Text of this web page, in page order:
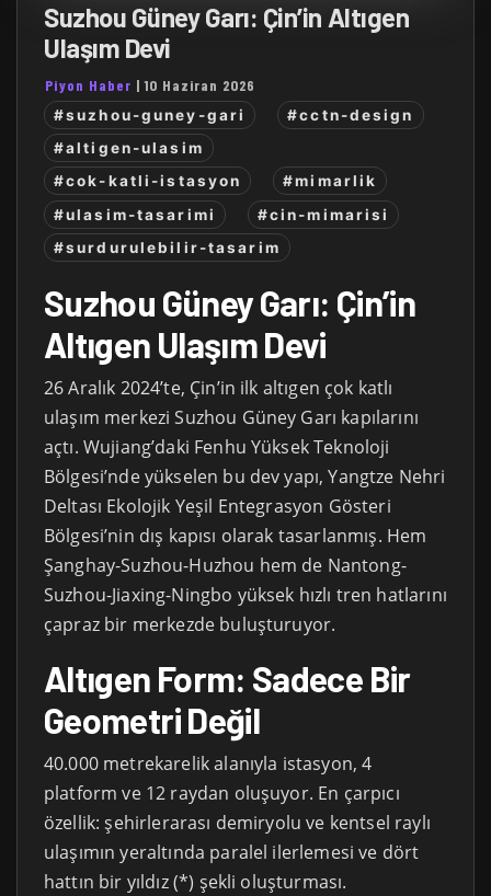
Suzhou Güney Garı: Çin’in Altıgen
Ulaşım Devi
Piyon Haber |10 Haziran 2026
#suzhou-guney-gari
#cctn-design
#altigen-ulasim
#cok-katli-istasyon
#mimarlik
#ulasim-tasarimi
#cin-mimarisi
#surdurulebilir-tasarim
Suzhou Güney Garı: Çin’in
Altıgen Ulaşım Devi
26 Aralık 2024’te, Çin’in ilk altıgen çok katlı
ulaşım merkezi Suzhou Güney Garı kapılarını
açtı. Wujiang’daki Fenhu Yüksek Teknoloji
Bölgesi’nde yükselen bu dev yapı, Yangtze Nehri
Deltası Ekolojik Yeşil Entegrasyon Gösteri
Bölgesi’nin dış kapısı olarak tasarlanmış. Hem
Şanghay-Suzhou-Huzhou hem de Nantong-
Suzhou-Jiaxing-Ningbo yüksek hızlı tren hatlarını
çapraz bir merkezde buluşturuyor.
Altıgen Form: Sadece Bir
Geometri Değil
40.000 metrekarelik alanıyla istasyon, 4
platform ve 12 raydan oluşuyor. En çarpıcı
özellik: şehirlerarası demiryolu ve kentsel raylı
ulaşımın yeraltında paralel ilerlemesi ve dört
hattın bir yıldız (*) şekli oluşturması.